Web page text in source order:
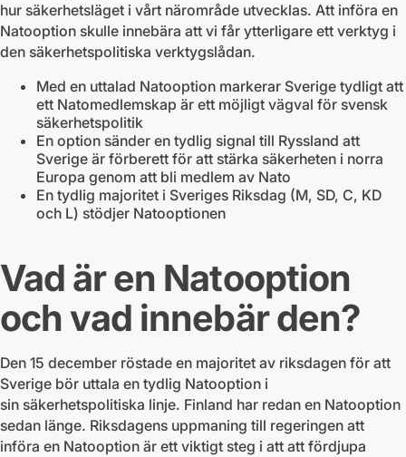
hur säkerhetsläget i vårt närområde utvecklas. Att införa en
Natooption skulle innebära att vi får ytterligare ett verktyg i
den säkerhetspolitiska verktygslådan.
Med en uttalad Natooption markerar Sverige tydligt att
ett Natomedlemskap är ett möjligt vägval för svensk
säkerhetspolitik
En option sänder en tydlig signal till Ryssland att
Sverige är förberett för att stärka säkerheten i norra
Europa genom att bli medlem av Nato
En tydlig majoritet i Sveriges Riksdag (M, SD, C, KD
och L) stödjer Natooptionen
Vad är en Natooption
och vad innebär den?
Den 15 december röstade en majoritet av riksdagen för att
Sverige bör uttala en tydlig Natooption i
sin säkerhetspolitiska linje. Finland har redan en Natooption
sedan länge. Riksdagens uppmaning till regeringen att
införa en Natooption är ett viktigt steg i att att fördjupa